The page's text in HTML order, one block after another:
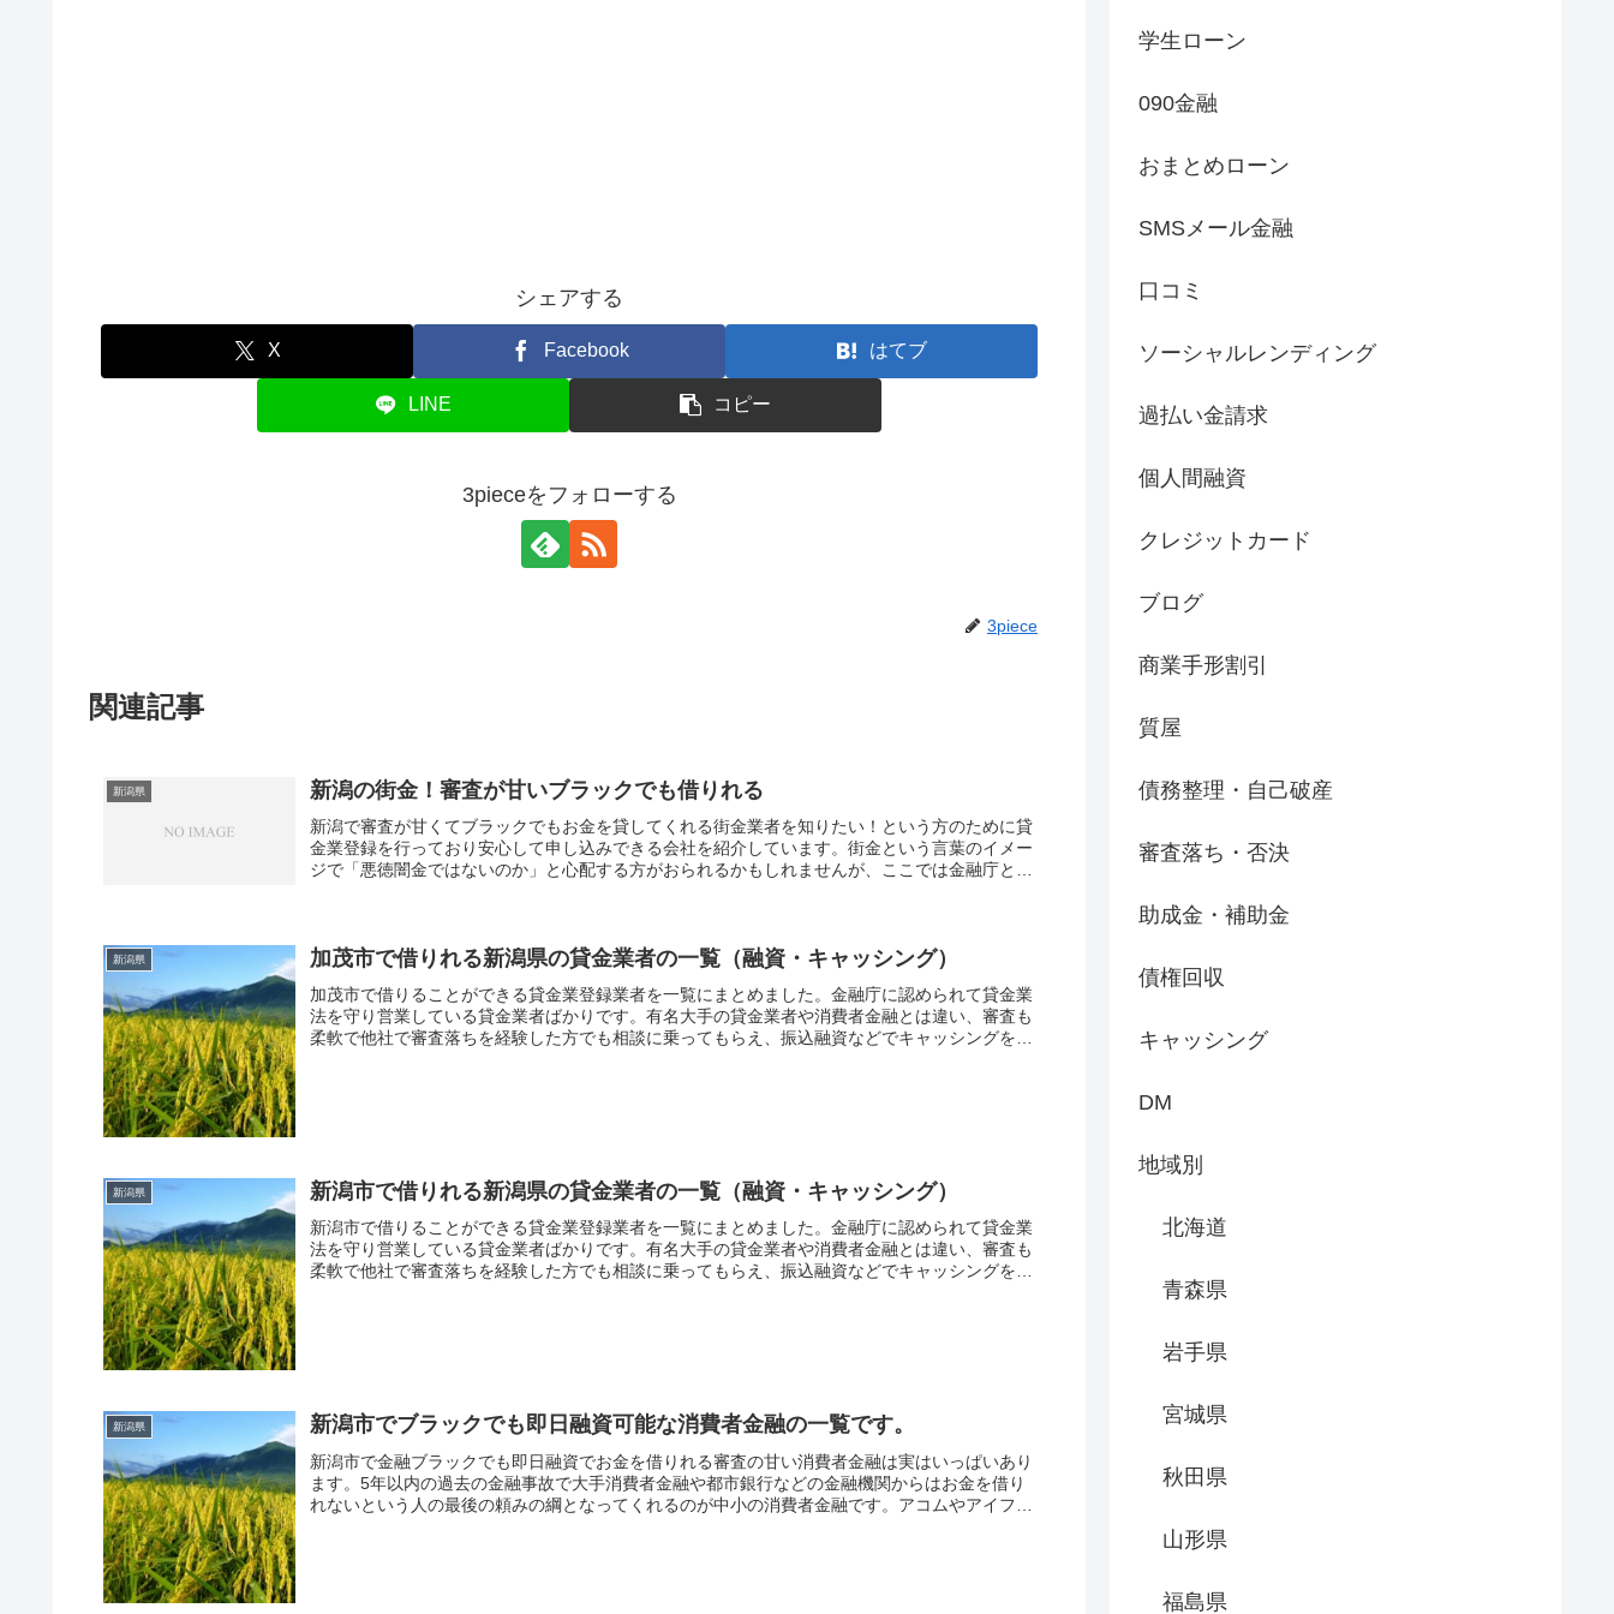
シェアする
X Facebook はてブ
LINE コピー
3pieceをフォローする
3piece
関連記事
新潟県 新潟の街金！審査が甘いブラックでも借りれる
新潟で審査が甘くてブラックでもお金を貸してくれる街金業者を知りたい！という方のために貸
金業登録を行っており安心して申し込みできる会社を紹介しています。街金という言葉のイメー
ジで「悪徳闇金ではないのか」と心配する方がおられるかもしれませんが、ここでは金融庁と都
なるのは街金の特色です。知名度がなくても評判の良い業者はたくさんあるのでぜひ参考にして
新潟県 加茂市で借りれる新潟県の貸金業者の一覧（融資・キャッシング）
加茂市で借りることができる貸金業登録業者を一覧にまとめました。金融庁に認められて貸金業
法を守り営業している貸金業者ばかりです。有名大手の貸金業者や消費者金融とは違い、審査も
柔軟で他社で審査落ちを経験した方でも相談に乗ってもらえ、振込融資などでキャッシングをし
新潟県 新潟市で借りれる新潟県の貸金業者の一覧（融資・キャッシング）
新潟市で借りることができる貸金業登録業者を一覧にまとめました。金融庁に認められて貸金業
法を守り営業している貸金業者ばかりです。有名大手の貸金業者や消費者金融とは違い、審査も
柔軟で他社で審査落ちを経験した方でも相談に乗ってもらえ、振込融資などでキャッシングをし
新潟県 新潟市でブラックでも即日融資可能な消費者金融の一覧です。
新潟市で金融ブラックでも即日融資でお金を借りれる審査の甘い消費者金融は実はいっぱいあり
ます。5年以内の過去の金融事故で大手消費者金融や都市銀行などの金融機関からはお金を借り
れないという人の最後の頼みの綱となってくれるのが中小の消費者金融です。アコムやアイフ
学生ローン
090金融
おまとめローン
SMSメール金融
口コミ
ソーシャルレンディング
過払い金請求
個人間融資
クレジットカード
ブログ
商業手形割引
質屋
債務整理・自己破産
審査落ち・否決
助成金・補助金
債権回収
キャッシング
DM
地域別
北海道
青森県
岩手県
宮城県
秋田県
山形県
福島県